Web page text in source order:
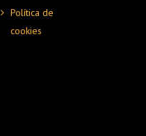
Política de
cookies